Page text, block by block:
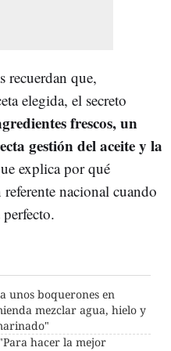
recuerdan que,
elegida, el secreto
frescos, un
gestión del aceite y la
explica por qué
nacional cuando
unos boquerones en
mezclar agua, hielo y
hacer la mejor